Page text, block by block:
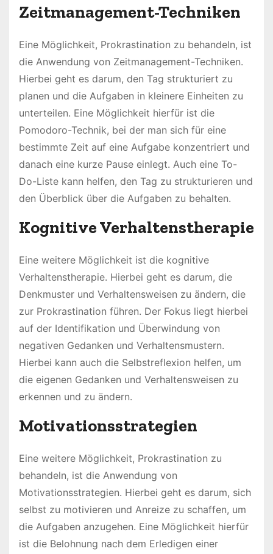
Zeitmanagement-Techniken
Eine Möglichkeit, Prokrastination zu behandeln, ist
die Anwendung von Zeitmanagement-Techniken.
Hierbei geht es darum, den Tag strukturiert zu
planen und die Aufgaben in kleinere Einheiten zu
unterteilen. Eine Möglichkeit hierfür ist die
Pomodoro-Technik, bei der man sich für eine
bestimmte Zeit auf eine Aufgabe konzentriert und
danach eine kurze Pause einlegt. Auch eine To-
Do-Liste kann helfen, den Tag zu strukturieren und
den Überblick über die Aufgaben zu behalten.
Kognitive Verhaltenstherapie
Eine weitere Möglichkeit ist die kognitive
Verhaltenstherapie. Hierbei geht es darum, die
Denkmuster und Verhaltensweisen zu ändern, die
zur Prokrastination führen. Der Fokus liegt hierbei
auf der Identifikation und Überwindung von
negativen Gedanken und Verhaltensmustern.
Hierbei kann auch die Selbstreflexion helfen, um
die eigenen Gedanken und Verhaltensweisen zu
erkennen und zu ändern.
Motivationsstrategien
Eine weitere Möglichkeit, Prokrastination zu
behandeln, ist die Anwendung von
Motivationsstrategien. Hierbei geht es darum, sich
selbst zu motivieren und Anreize zu schaffen, um
die Aufgaben anzugehen. Eine Möglichkeit hierfür
ist die Belohnung nach dem Erledigen einer